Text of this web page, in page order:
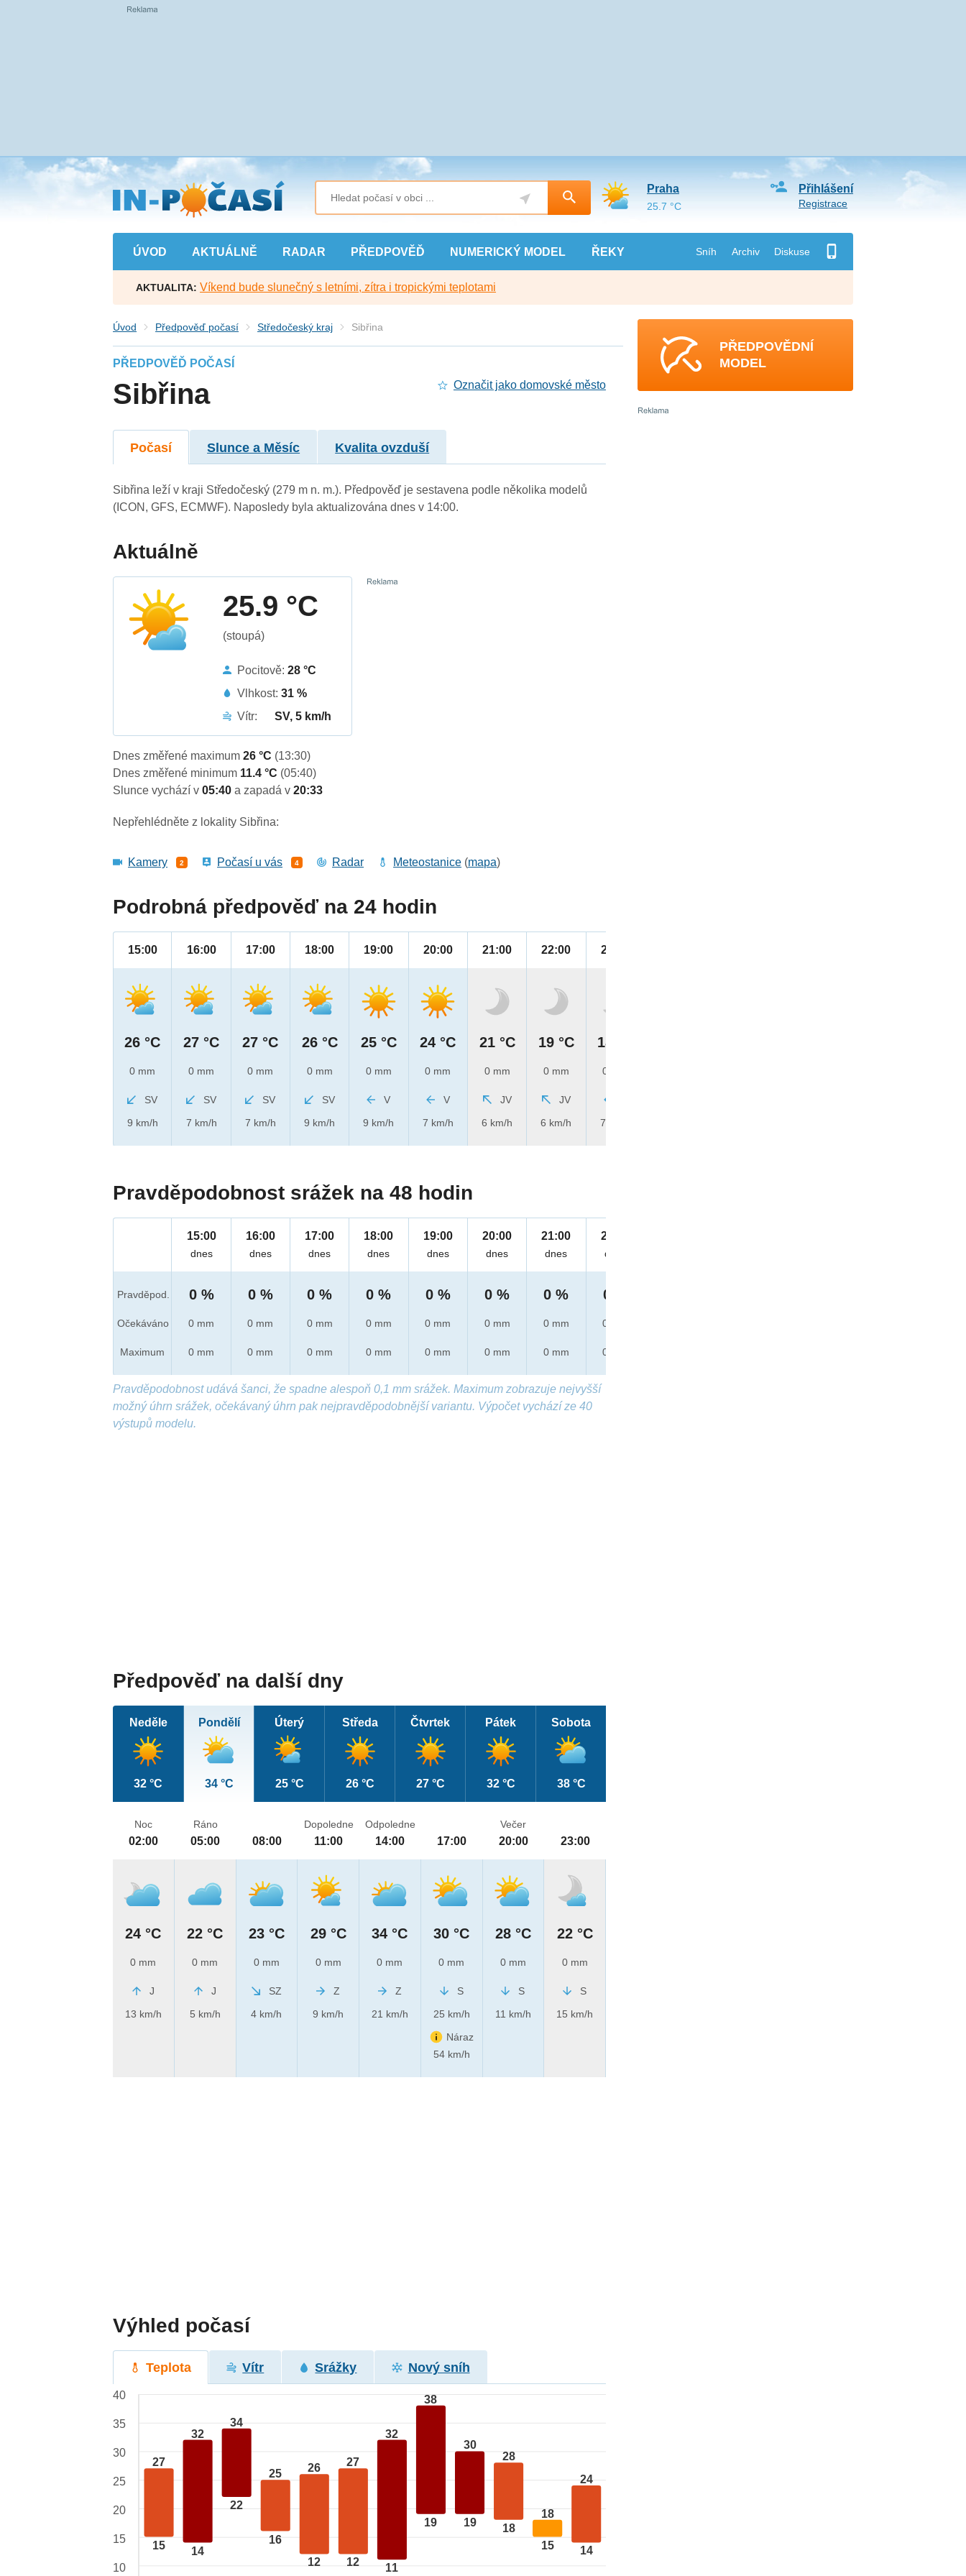
Přejít
na
hlavní
obsah
ÚVOD AKTUÁLNĚ RADAR PŘEDPOVĚĎ NUMERICKÝ MODEL ŘEKY Sníh Archiv Diskuse
Přihlášení
Registrace
Praha
25.7 °C
AKTUALITA: Víkend bude slunečný s letními, zítra i tropickými teplotami
Úvod Předpověď počasí Středočeský kraj Sibřina
PŘEDPOVĚĎ POČASÍ
Sibřina Označit jako domovské město
Počasí Slunce a Měsíc Kvalita ovzduší
Sibřina leží v kraji Středočeský (279 m n. m.). Předpověď je sestavena podle několika modelů
(ICON, GFS, ECMWF). Naposledy byla aktualizována dnes v 14:00.
Aktuálně
25.9 °C
(stoupá)
Pocitově:28 °C
Vlhkost:31 %
Vítr:
SV, 5 km/h
Dnes změřené maximum26 °C (13:30)
Dnes změřené minimum 11.4 °C (05:40)
Slunce vychází v05:40a zapadá v20:33
Nepřehlédněte z lokality Sibřina:
Kamery 2 Počasí u vás 4 Radar Meteostanice (mapa)
Podrobná předpověď na 24 hodin
15:00
26 °C
0 mm
SV
9 km/h
16:00
27 °C
0 mm
SV
7 km/h
17:00
27 °C
0 mm
SV
7 km/h
18:00
26 °C
0 mm
SV
9 km/h
19:00
25 °C
0 mm
V
9 km/h
20:00
24 °C
0 mm
V
7 km/h
21:00
21 °C
0 mm
JV
6 km/h
22:00
19 °C
0 mm
JV
6 km/h
23:00
18 °C
0 mm
7 km/h
Pravděpodobnost srážek na 48 hodin
Pravděpod.
Očekáváno
Maximum
15:00
dnes
0 %
0 mm
0 mm
16:00
dnes
0 %
0 mm
0 mm
17:00
dnes
0 %
0 mm
0 mm
18:00
dnes
0 %
0 mm
0 mm
19:00
dnes
0 %
0 mm
0 mm
20:00
dnes
0 %
0 mm
0 mm
21:00
dnes
0 %
0 mm
0 mm
22:00
dnes
0 %
0 mm
0 mm
Pravděpodobnost udává šanci, že spadne alespoň 0,1 mm srážek. Maximum zobrazuje nejvyšší
možný úhrn srážek, očekávaný úhrn pak nejpravděpodobnější variantu. Výpočet vychází ze 40
výstupů modelu.
Předpověď na další dny
Neděle
32 °C
Pondělí
34 °C
Úterý
25 °C
Středa
26 °C
Čtvrtek
27 °C
Pátek
32 °C
Sobota
38 °C
Noc
02:00
24 °C
0 mm
J
13 km/h
Ráno
05:00
22 °C
0 mm
J
5 km/h
08:00
23 °C
0 mm
SZ
4 km/h
Dopoledne
11:00
29 °C
0 mm
Z
9 km/h
Odpoledne
14:00
34 °C
0 mm
Z
21 km/h
17:00
30 °C
0 mm
S
25 km/h
Náraz
54 km/h
Večer
20:00
28 °C
0 mm
S
11 km/h
23:00
22 °C
0 mm
S
15 km/h
Výhled počasí
Teplota Vítr Srážky Nový sníh
27
15
32
14
34
22
25
16
26
12
27
12
32
11
38
19
30
19
28
18
18
15
24
14
40
35
30
25
20
15
10
PŘEDPOVĚDNÍ
MODEL